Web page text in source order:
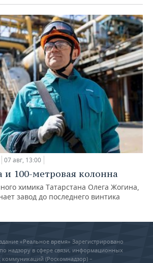
07 авг, 13:00
100-метровая колонна
химика Татарстана Олега Жогина,
завод до последнего винтика
«Реальное время» Зарегистрировано
надзору в сфере связи, информационных
коммуникаций (Роскомнадзор) –